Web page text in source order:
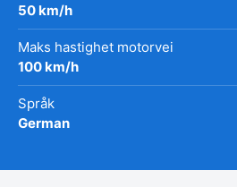
50 km/h
Maks hastighet motorvei
100 km/h
Språk
German